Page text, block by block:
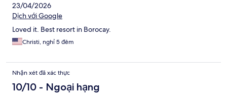
23/04/2026
Dịch với Google
Loved it. Best resort in Borocay.
Christi, nghỉ 5 đêm
Nhận xét đã xác thực
10/10 - Ngoại hạng